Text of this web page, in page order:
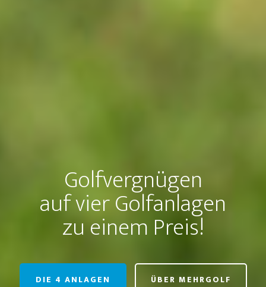
Golfvergnügen
auf vier Golfanlagen
zu einem Preis!
DIE 4 ANLAGEN ÜBER MEHRGOLF